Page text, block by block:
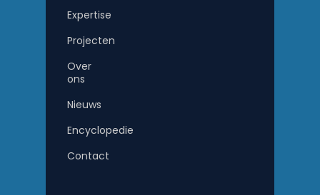
Expertise
Projecten
Over
ons
Nieuws
Encyclopedie
Contact